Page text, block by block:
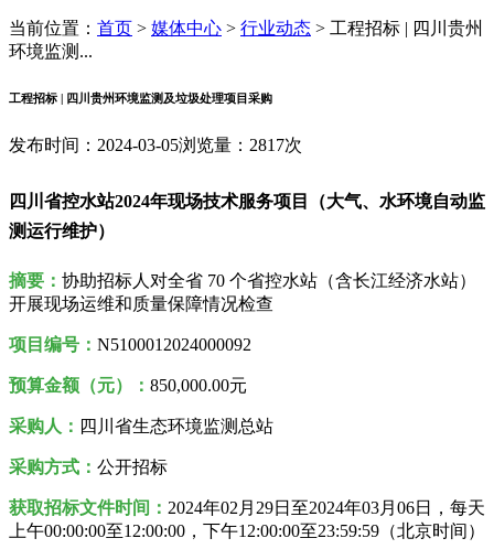
当前位置： 首页 > 媒体中心 > 行业动态 > 工程招标 | 四川贵州
环境监测...
工程招标 | 四川贵州环境监测及垃圾处理项目采购
发布时间：2024-03-05浏览量：2817次
四川省控水站2024年现场技术服务项目（大气、水环境自动监
测运行维护）
摘要： 协助招标人对全省 70 个省控水站（含长江经济水站）
开展现场运维和质量保障情况检查
项目编号： N5100012024000092
预算金额（元）： 850,000.00元
采购人 ： 四川省生态环境监测总站
采购方式： 公开招标
获取招标文件时间： 2024年02月29日至2024年03月06日，每天
上午00:00:00至12:00:00，下午12:00:00至23:59:59（北京时间）